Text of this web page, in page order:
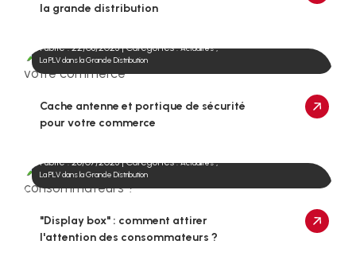
la grande distribution
Publié : 22/08/2023 | Catégories :Actualités,
La PLV dans la Grande Distribution
Cache antenne et portique de sécurité
pour votre commerce
Publié : 26/07/2023 | Catégories :Actualités,
La PLV dans la Grande Distribution
"Display box" : comment attirer
l'attention des consommateurs ?